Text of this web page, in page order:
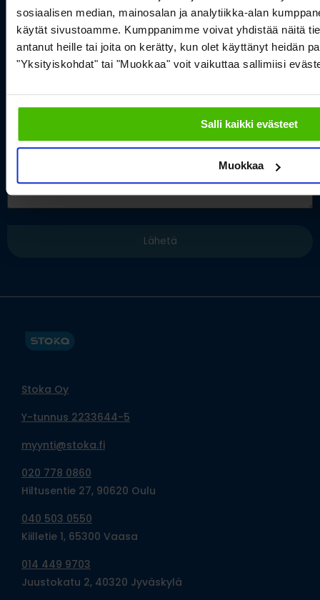
sosiaalisen median, mainosalan ja analytiikka-alan
käytät sivustoamme. Kumppanimme voivat yhdistää näitä
antanut heille tai joita on kerätty, kun olet käyttänyt heidän
"Yksityiskohdat" tai "Muokkaa" voit vaikuttaa sallimiisi
Salli kaikki evästeet
Muokkaa
Stoka Oy
Y-tunnus 2233644-5
myynti@stoka.fi
020 778 0860
Hiltusentie 27, 90620 Oulu
040 503 0550
Kiilletie 1, 65300 Vaasa
014 449 9703
Juustokatu 2, 40320 Jyväskylä